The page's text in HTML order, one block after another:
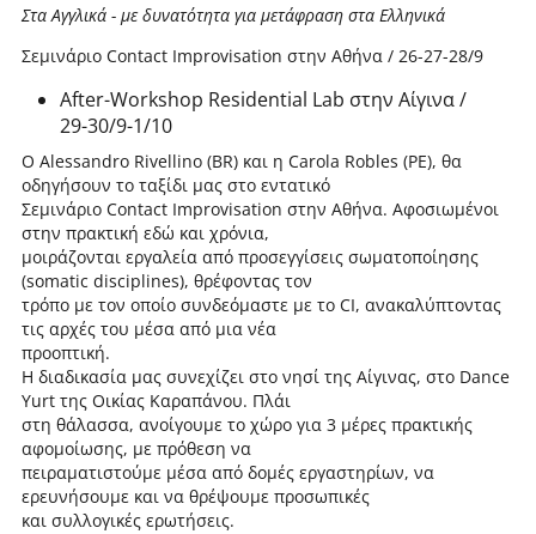
Στα Αγγλικά - με δυνατότητα για μετάφραση στα Ελληνικά
Σεμινάριο Contact Improvisation στην Αθήνα / 26-27-28/9
After-Workshop Residential Lab στην Αίγινα /
29-30/9-1/10
Ο Alessandro Rivellino (BR) και η Carola Robles (PE), θα
οδηγήσουν το ταξίδι μας στο εντατικό
Σεμινάριο Contact Improvisation στην Αθήνα. Αφοσιωμένοι
στην πρακτική εδώ και χρόνια,
μοιράζονται εργαλεία από προσεγγίσεις σωματοποίησης
(somatic disciplines), θρέφοντας τον
τρόπο με τον οποίο συνδεόμαστε με το CI, ανακαλύπτοντας
τις αρχές του μέσα από μια νέα
προοπτική.
Η διαδικασία μας συνεχίζει στο νησί της Αίγινας, στο Dance
Yurt της Οικίας Καραπάνου. Πλάι
στη θάλασσα, ανοίγουμε το χώρο για 3 μέρες πρακτικής
αφομοίωσης, με πρόθεση να
πειραματιστούμε μέσα από δομές εργαστηρίων, να
ερευνήσουμε και να θρέψουμε προσωπικές
και συλλογικές ερωτήσεις.